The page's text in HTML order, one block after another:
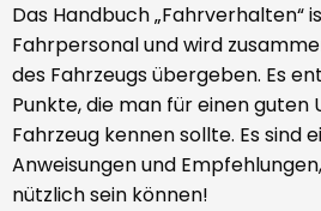
Das Handbuch „Fahrverhalten“
Fahrpersonal und wird
des Fahrzeugs übergeben. Es
Punkte, die man für einen guten
Fahrzeug kennen sollte. Es sind
Anweisungen und
nützlich sein können!